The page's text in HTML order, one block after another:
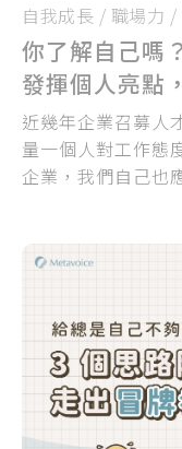
自我成長 / 職場力 /
你了解自己嗎
發揮個人亮點
近幾年企業召募人
量一個人對工作態
企業，我們自己也